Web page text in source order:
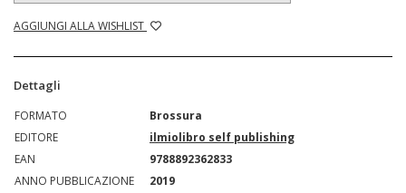
AGGIUNGI ALLA WISHLIST
Dettagli
FORMATO
Brossura
EDITORE
ilmiolibro self publishing
EAN
9788892362833
ANNO PUBBLICAZIONE
2019